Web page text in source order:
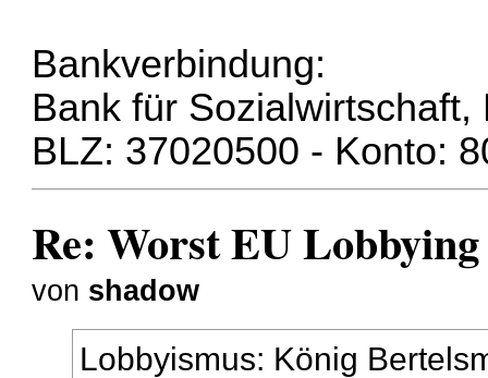
Bankverbindung:
Bank für Sozialwirtschaft,
BLZ: 37020500 - Konto:
Re: Worst EU
von shadow
Lobbyismus: König